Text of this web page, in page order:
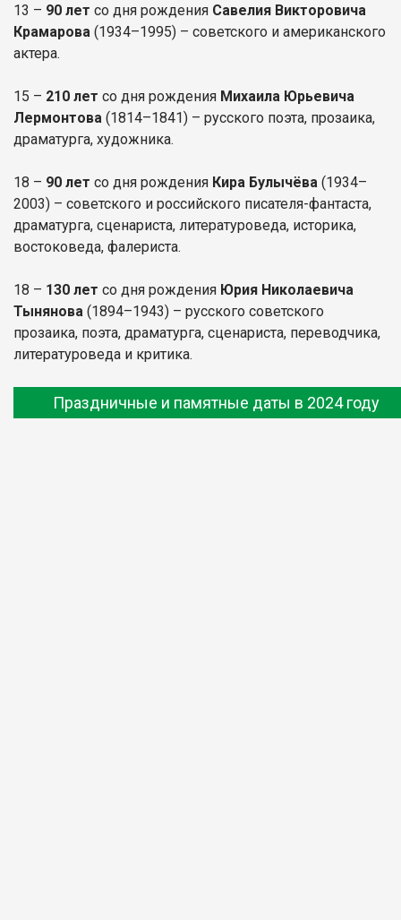
13 – 90 лет со дня рождения Савелия Викторовича
Крамарова (1934–1995) – советского и американского
актера.
15 – 210 лет со дня рождения Михаила Юрьевича
Лермонтова (1814–1841) – русского поэта, прозаика,
драматурга, художника.
18 – 90 лет со дня рождения Кира Булычёва (1934–
2003) – советского и российского писателя-фантаста,
драматурга, сценариста, литературоведа, историка,
востоковеда, фалериста.
18 – 130 лет со дня рождения Юрия Николаевича
Тынянова (1894–1943) – русского советского
прозаика, поэта, драматурга, сценариста, переводчика,
литературоведа и критика.
Праздничные и памятные даты в 2024 году